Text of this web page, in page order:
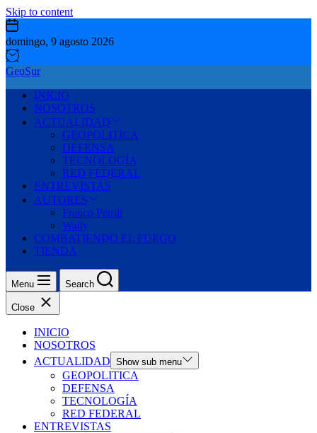
Skip to content
domingo, 9 agosto 2026
GeoSur
INICIO
NOSOTROS
ACTUALIDAD
GEOPOLITICA
DEFENSA
TECNOLOGÍA
RED FEDERAL
ENTREVISTAS
AUTORES
Franco Petrili
Wally
COMBATIENDO EL FUEGO
TIENDA
Menu Search
Close
INICIO
NOSOTROS
ACTUALIDAD Show sub menu
GEOPOLITICA
DEFENSA
TECNOLOGÍA
RED FEDERAL
ENTREVISTAS